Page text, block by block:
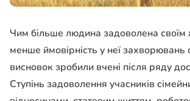
Чим більше людина задоволена своїм
менше ймовірність у неї
висновок зробили вчені після ряду
Ступінь задоволення учасників